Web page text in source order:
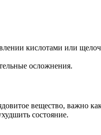
кислотами или
осложнения.
вещество, важно
состояние.